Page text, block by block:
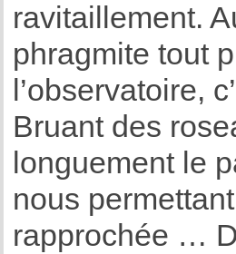
ravitaillement.
phragmite tout
l’observatoire,
Bruant des
longuement le
nous
rapprochée …